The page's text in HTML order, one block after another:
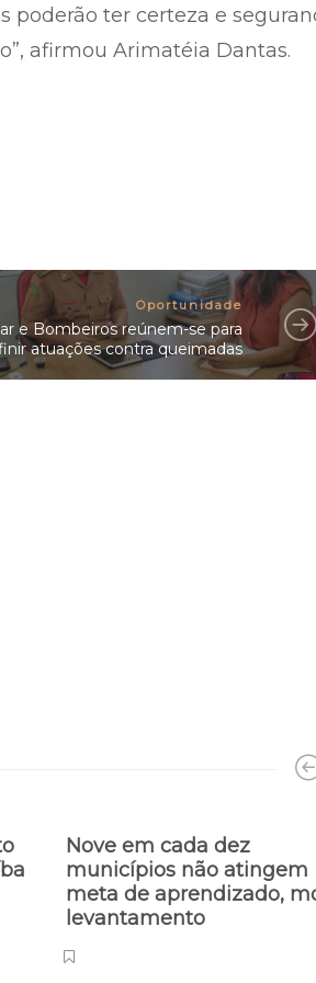
poderão ter certeza e
afirmou Arimatéia Dantas.
Oportunidade
e Bombeiros reúnem-se para
atuações contra queimadas
Nove em cada dez
municípios não atingem
meta de aprendizado,
levantamento